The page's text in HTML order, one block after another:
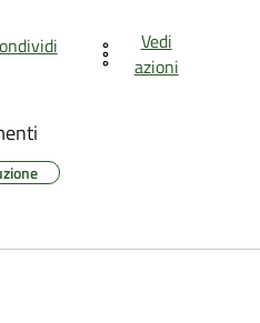
Vedi
azioni